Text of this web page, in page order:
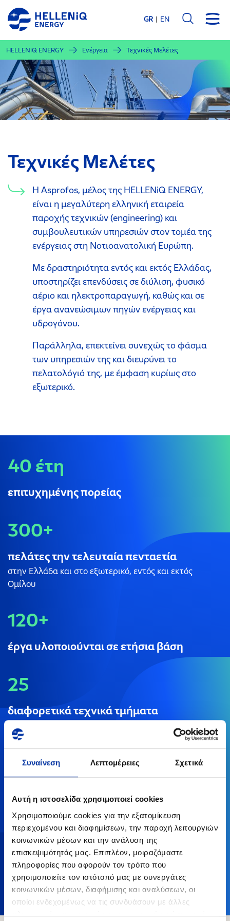
Συναίνεση Λεπτομέρειες Σχετικά
Αυτή η ιστοσελίδα χρησιμοποιεί cookies
Χρησιμοποιούμε cookies για την εξατομίκευση
περιεχομένου και διαφημίσεων, την παροχή λειτουργιών
κοινωνικών μέσων και την ανάλυση της
επισκεψιμότητάς μας. Επιπλέον, μοιραζόμαστε
πληροφορίες που αφορούν τον τρόπο που
χρησιμοποιείτε τον ιστότοπό μας με συνεργάτες
κοινωνικών μέσων, διαφήμισης και αναλύσεων, οι
οποίοι ενδεχομένως να τις συνδυάσουν με άλλες
πληροφορίες που τους έχετε παραχωρήσει ή τις οποίες
Παράκαμψη
προς
κυρίως
περιεχόμενο
GR EN
HELLENiQ ENERGY Ενέργεια Τεχνικές Μελέτες
Τεχνικές Μελέτες
Η Asprofos, μέλος της HELLENiQ ENERGY,
είναι η μεγαλύτερη ελληνική εταιρεία
παροχής τεχνικών (engineering) και
συμβουλευτικών υπηρεσιών στον τομέα της
ενέργειας στη Νοτιοανατολική Ευρώπη.
Με δραστηριότητα εντός και εκτός Ελλάδας,
υποστηρίζει επενδύσεις σε διύλιση, φυσικό
αέριο και ηλεκτροπαραγωγή, καθώς και σε
έργα ανανεώσιμων πηγών ενέργειας και
υδρογόνου.
Παράλληλα, επεκτείνει συνεχώς το φάσμα
των υπηρεσιών της και διευρύνει το
πελατολόγιό της, με έμφαση κυρίως στο
εξωτερικό.
40 έτη
επιτυχημένης πορείας
300+
πελάτες την τελευταία πενταετία
στην Ελλάδα και στο εξωτερικό, εντός και εκτός
Ομίλου
120+
έργα υλοποιούνται σε ετήσια βάση
25
διαφορετικά τεχνικά τμήματα
160+
μηχανικοί όλων των ειδικοτήτων
έργων
11,4 εκατ. €
κύκλος εργασιών της Asprofos το 2024